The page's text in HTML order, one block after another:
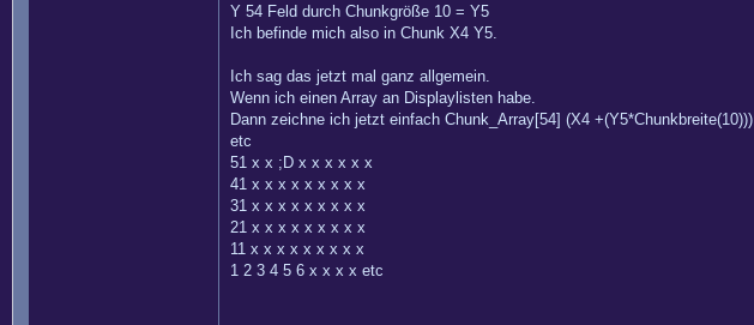
Y 54 Feld durch Chunkgröße 10 = Y5
Ich befinde mich also in Chunk X4 Y5.
Ich sag das jetzt mal ganz allgemein.
Wenn ich einen Array an Displaylisten habe.
Dann zeichne ich jetzt einfach Chunk_Array[54] (X4 +(Y5*Chunkbreite(10)))
etc
51 x x ;D x x x x x x
41 x x x x x x x x x
31 x x x x x x x x x
21 x x x x x x x x x
11 x x x x x x x x x
1 2 3 4 5 6 x x x x etc